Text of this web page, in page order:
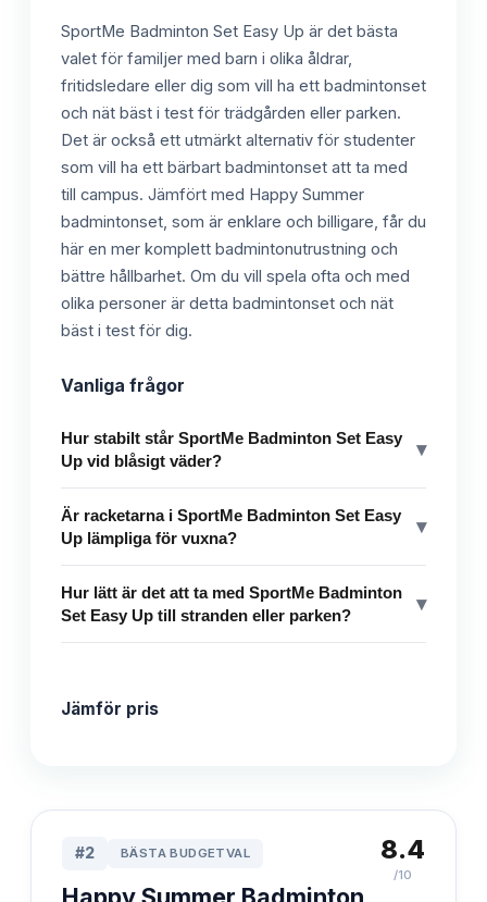
SportMe Badminton Set Easy Up är det bästa
valet för familjer med barn i olika åldrar,
fritidsledare eller dig som vill ha ett badmintonset
och nät bäst i test för trädgården eller parken.
Det är också ett utmärkt alternativ för studenter
som vill ha ett bärbart badmintonset att ta med
till campus. Jämfört med Happy Summer
badmintonset, som är enklare och billigare, får du
här en mer komplett badmintonutrustning och
bättre hållbarhet. Om du vill spela ofta och med
olika personer är detta badmintonset och nät
bäst i test för dig.
Vanliga frågor
Hur stabilt står SportMe Badminton Set Easy
Up vid blåsigt väder?
▾
Är racketarna i SportMe Badminton Set Easy
Up lämpliga för vuxna?
▾
Hur lätt är det att ta med SportMe Badminton
Set Easy Up till stranden eller parken?
▾
Jämför pris
#2 BÄSTA BUDGETVAL 8.4
/10